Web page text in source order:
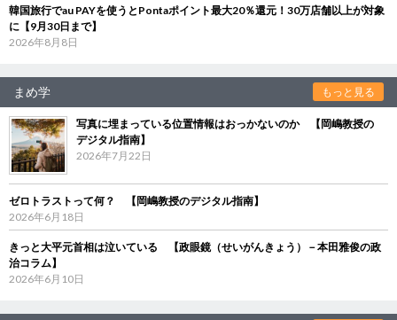
韓国旅行でau PAYを使うとPontaポイント最大20％還元！30万店舗以上が対象
に【9月30日まで】
2026年8月8日
まめ学 もっと見る
写真に埋まっている位置情報はおっかないのか 【岡嶋教授の
デジタル指南】
2026年7月22日
ゼロトラストって何？ 【岡嶋教授のデジタル指南】
2026年6月18日
きっと大平元首相は泣いている 【政眼鏡（せいがんきょう）－本田雅俊の政
治コラム】
2026年6月10日